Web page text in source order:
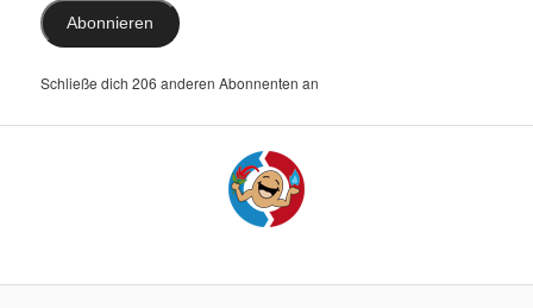
Abonnieren
Schließe dich 206 anderen Abonnenten an